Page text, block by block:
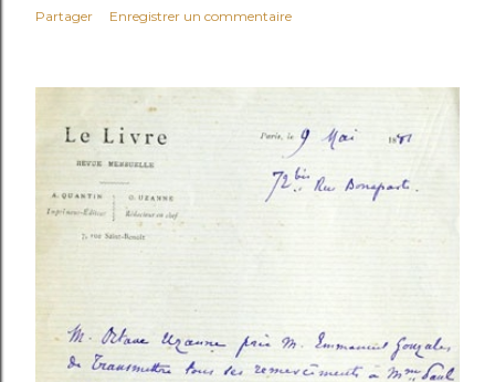
Partager Enregistrer un commentaire